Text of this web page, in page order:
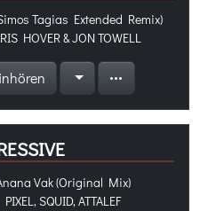
Tagias Extended Remix)
HOVER & JON TOWELL
Vak (Original Mix)
PIXEL, SQUID, ATTALEF